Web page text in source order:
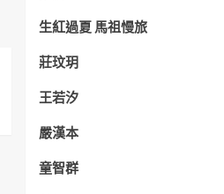
生紅過夏 馬祖慢旅
莊玟玥
王若汐
嚴漢本
童智群